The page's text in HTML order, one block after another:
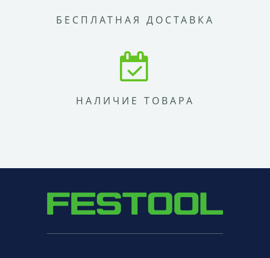
БЕСПЛАТНАЯ ДОСТАВКА
НАЛИЧИЕ ТОВАРА